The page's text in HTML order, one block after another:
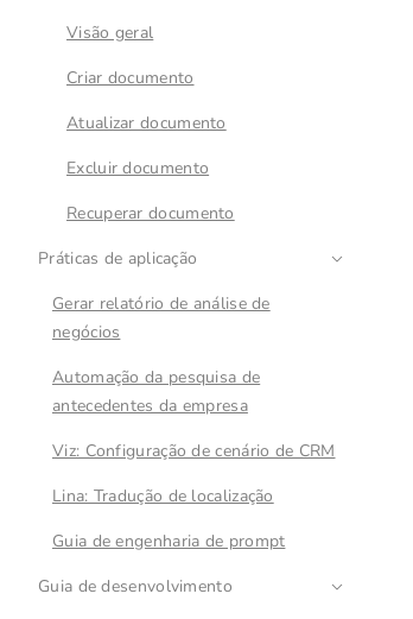
Visão geral
Criar documento
Atualizar documento
Excluir documento
Recuperar documento
Práticas de aplicação
Gerar relatório de análise de
negócios
Automação da pesquisa de
antecedentes da empresa
Viz: Configuração de cenário de CRM
Lina: Tradução de localização
Guia de engenharia de prompt
Guia de desenvolvimento